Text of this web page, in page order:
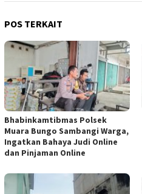
POS TERKAIT
Bhabinkamtibmas Polsek
Muara Bungo Sambangi Warga,
Ingatkan Bahaya Judi Online
dan Pinjaman Online